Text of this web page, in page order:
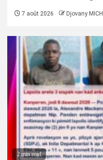
7 août 2026 Djovany
2 min read